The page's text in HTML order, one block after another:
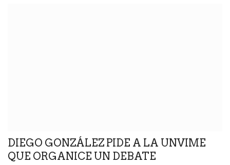
DIEGO GONZÁLEZ PIDE A LA UNVIME
QUE ORGANICE UN DEBATE